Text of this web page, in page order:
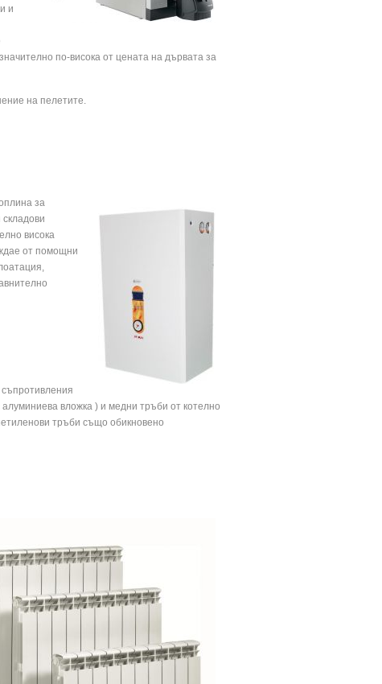
и
по-висока от цената на дървата за
на пелетите.
за
висока
от помощни
вложка ) и медни тръби от котелно
тръби също обикновено